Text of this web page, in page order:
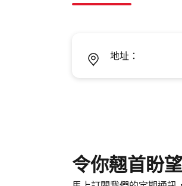
地址：
令你翹首盼